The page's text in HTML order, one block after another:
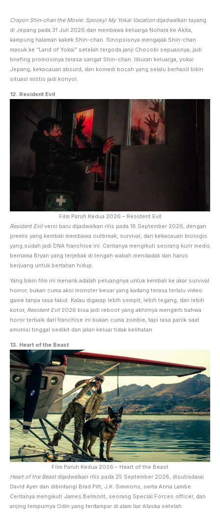
Crayon Shin-chan the Movie: Spooky! My Yokai Vacationdijadwalkan tayang
di Jepang pada 31 Juli 2026 dan membawa keluarga Nohara ke Akita,
kampung halaman kakek Shin-chan. Sinopsisnya mengajak Shin-chan
masuk ke “Land of Yokai” setelah tergoda janji Chocobi sepuasnya, jadi
briefing promosinya terasa sangat Shin-chan: liburan keluarga, yokai
Jepang, kekacauan absurd, dan komedi bocah yang selalu berhasil bikin
situasi mistis jadi konyol.
12. Resident Evil
Film Paruh Kedua 2026 – Resident Evil
Resident Evilversi baru dijadwalkan rilis pada 18 September 2026, dengan
premis yang kembali membawa outbreak, survival, dan kekacauan biologis
yang sudah jadi DNA franchise ini. Ceritanya mengikuti seorang kurir medis
bernama Bryan yang terjebak di tengah wabah mendadak dan harus
berjuang untuk bertahan hidup.
Yang bikin film ini menarik adalah peluangnya untuk kembali ke akar survival
horror, bukan cuma aksi monster besar yang kadang terasa terlalu video
game tanpa rasa takut. Kalau digarap lebih sempit, lebih tegang, dan lebih
kotor, Resident Evil 2026 bisa jadi reboot yang akhirnya mengerti bahwa
horor terbaik dari franchise ini bukan cuma zombie, tapi rasa panik saat
amunisi tinggal sedikit dan jalan keluar tidak kelihatan.
13. Heart of the Beast
Film Paruh Kedua 2026 – Heart of the Beast
Heart of the Beast dijadwalkan rilis pada 25 September 2026, disutradarai
David Ayer dan dibintangi Brad Pitt, J.K. Simmons, serta Anna Lambe.
Ceritanya mengikuti James Belmont, seorang Special Forces officer, dan
anjing tempurnya Odin yang terdampar di alam liar Alaska setelah